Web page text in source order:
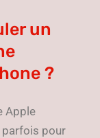
un
?
Apple
parfois pour